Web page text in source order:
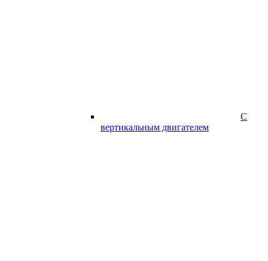
С
вертикальным двигателем